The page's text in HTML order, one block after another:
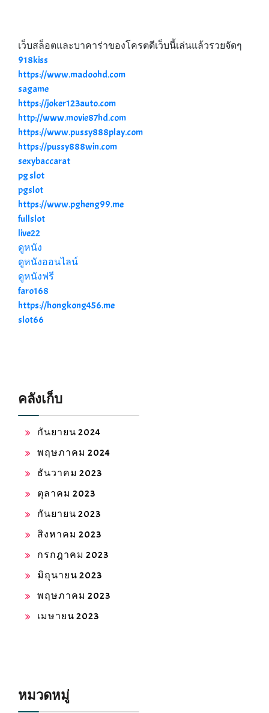
เว็บสล็อตและบาคาร่าของโครตดีเว็บนี้เล่นแล้วรวยจัดๆ
918kiss
https://www.madoohd.com
sagame
https://joker123auto.com
http://www.movie87hd.com
https://www.pussy888play.com
https://pussy888win.com
sexybaccarat
pg slot
pgslot
https://www.pgheng99.me
fullslot
live22
ดูหนัง
ดูหนังออนไลน์
ดูหนังฟรี
faro168
https://hongkong456.me
slot66
คลังเก็บ
กันยายน 2024
พฤษภาคม 2024
ธันวาคม 2023
ตุลาคม 2023
กันยายน 2023
สิงหาคม 2023
กรกฎาคม 2023
มิถุนายน 2023
พฤษภาคม 2023
เมษายน 2023
หมวดหมู่